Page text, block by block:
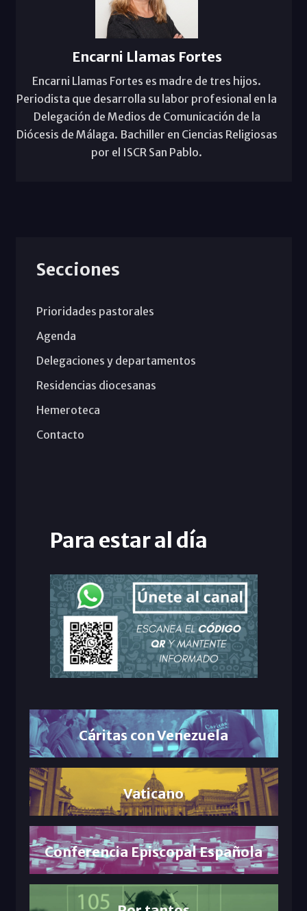
Encarni Llamas Fortes
Encarni Llamas Fortes es madre de tres hijos.
Periodista que desarrolla su labor profesional en la
Delegación de Medios de Comunicación de la
Diócesis de Málaga. Bachiller en Ciencias Religiosas
por el ISCR San Pablo.
Secciones
Prioridades pastorales
Agenda
Delegaciones y departamentos
Residencias diocesanas
Hemeroteca
Contacto
Para estar al día
Cáritas con Venezuela
Vaticano
Conferencia Episcopal Española